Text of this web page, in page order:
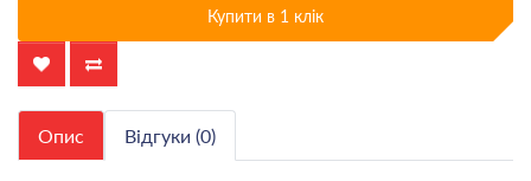
Купити в 1 клік
Опис Відгуки (0)